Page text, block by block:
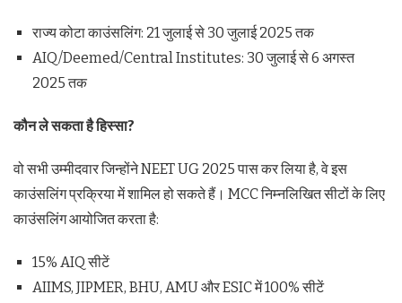
राज्य कोटा काउंसलिंग: 21 जुलाई से 30 जुलाई 2025 तक
AIQ/Deemed/Central Institutes: 30 जुलाई से 6 अगस्त
2025 तक
कौनलेसकताहैहिस्सा?
वो सभी उम्मीदवार जिन्होंने NEET UG 2025 पास कर लिया है, वे इस
काउंसलिंग प्रक्रिया में शामिल हो सकते हैं। MCC निम्नलिखित सीटों के लिए
काउंसलिंग आयोजित करता है:
15% AIQ सीटें
AIIMS, JIPMER, BHU, AMU और ESIC में 100% सीटें